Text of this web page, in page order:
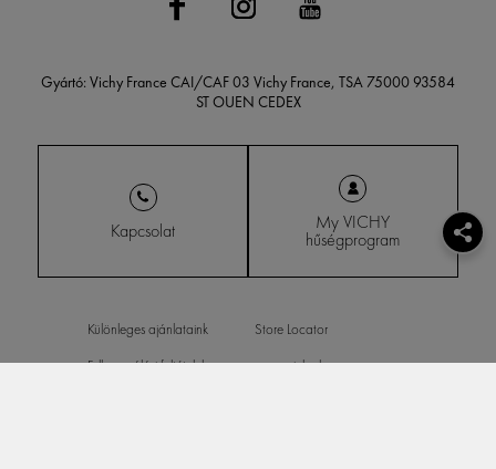
Gyártó: Vichy France CAI/CAF 03 Vichy France, TSA 75000 93584
ST OUEN CEDEX
Kapcsolat My VICHY
hűségprogram
Különleges ajánlataink
Felhasználási feltételek
Store Locator
www.vichy.hu